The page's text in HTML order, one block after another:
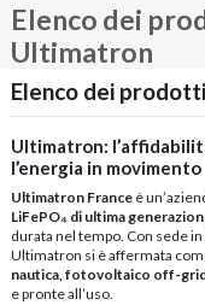
Elenco dei
Ultimatron
Elenco dei
Ultimatron:
l’energia in movimento
Ultimatron France è
LiFePO₄ di ultima
durata nel tempo. Con sede
Ultimatron si è affermata
nautica, fotovoltaico off-
e pronte all’uso.